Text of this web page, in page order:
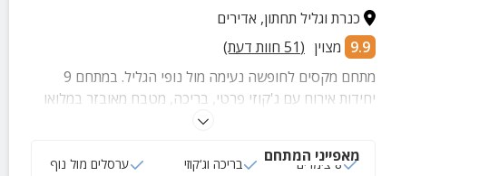
כנרת וגליל תחתון, אדירים
9.9 מצוין (
51 חוות דעת)
מתחם מקסים לחופשה נעימה מול נופי הגליל. במתחם 9
יחידות אירוח עם ג'קוזי פרטי, בריכה, מטבח מאובזר במלואו
וקרבה למגוון אטרקציות לכל גיל.
מאפייני המתחם
8 צימרים בריכה וג‘קוזי ערסלים מול נוף